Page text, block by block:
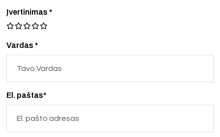
Vardas *
El. paštas*
Įvertinimas*